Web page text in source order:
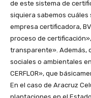
de este sistema de
siquiera sabemos cuáles
empresa certificadora,
proceso de
transparente». Además,
sociales o ambientales
CERFLOR», que
En el caso de Aracruz